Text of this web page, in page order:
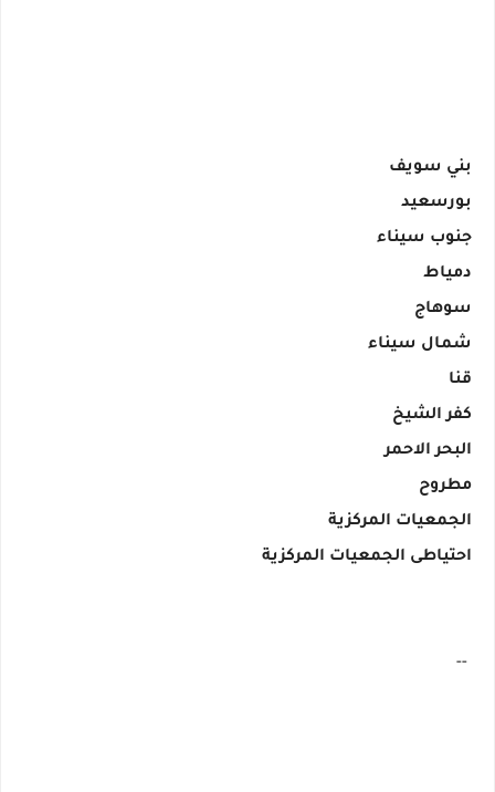
بني سويف
بورسعيد
جنوب سيناء
دمياط
سوهاج
شمال سيناء
قنا
كفر الشيخ
البحر الاحمر
مطروح
الجمعيات المركزية
احتياطى الجمعيات المركزية
--